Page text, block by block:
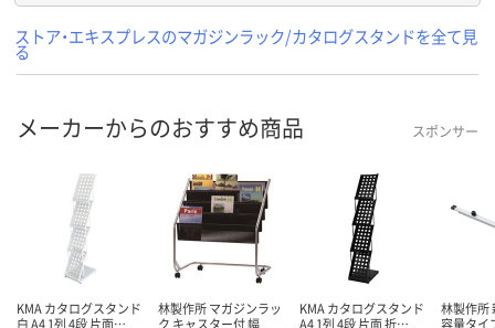
ストア・エキスプレスのマガジンラック/カタログスタンドを全て見
る
メーカーからのおすすめ商品 スポンサー
KMA カタログスタンド
白 A4 1列 4段 片面…
林製作所 マガジンラッ
ク キャスター付 幅
KMA カタログスタンド
A4 1列 4段 片面 折…
林製作所
容量タイ